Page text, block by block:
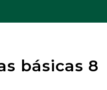
básicas 8